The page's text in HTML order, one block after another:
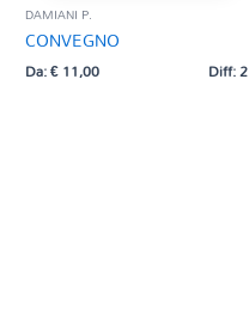
DAMIANI P.
CONVEGNO
Da:€11,00 Diff: 2